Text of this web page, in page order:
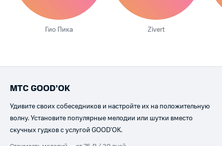
Гио Пика Zivert
МТС GOOD’OK
Удивите своих собеседников и настройте их на положительную
волну. Установите популярные мелодии или шутки вместо
скучных гудков с услугой GOOD’OK.